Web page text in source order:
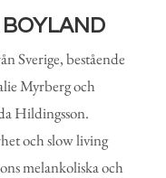
BOYLAND
Sverige, bestående
Myrberg och
Hildingsson.
och slow living
melankoliska och